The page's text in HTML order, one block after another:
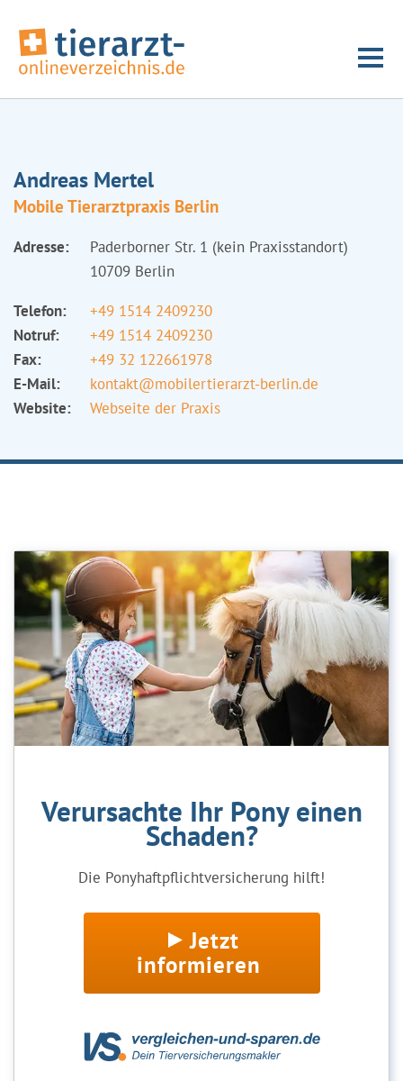
Andreas Mertel
Mobile Tierarztpraxis Berlin
Adresse:
Paderborner Str. 1 (kein Praxisstandort)
10709 Berlin
Telefon:
+49 1514 2409230
Notruf:
+49 1514 2409230
Fax:
+49 32 122661978
E-Mail:
kontakt@mobilertierarzt-berlin.de
Website:
Webseite der Praxis
Verursachte Ihr Pony einen
Schaden?
Die Ponyhaftpflichtversicherung hilft!
Jetzt
informieren